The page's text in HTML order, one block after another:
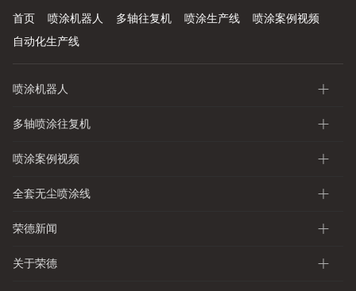
首页 喷涂机器人 多轴往复机 喷涂生产线
喷涂案例视频
自动化生产线
喷涂机器人
多轴喷涂往复机
喷涂案例视频
全套无尘喷涂线
荣德新闻
关于荣德